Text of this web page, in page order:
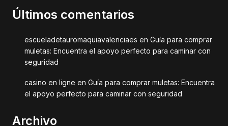
Últimos comentarios
escueladetauromaquiavalenciaes en Guía para comprar
muletas: Encuentra el apoyo perfecto para caminar con
seguridad
casino en ligne en Guía para comprar muletas: Encuentra
el apoyo perfecto para caminar con seguridad
Archivo